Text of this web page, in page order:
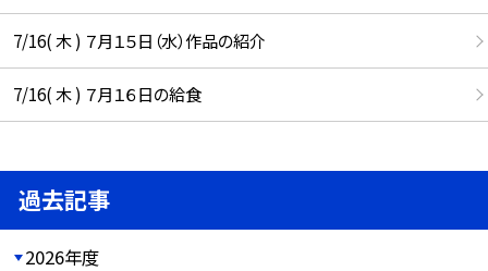
7/16( 木 ) ７月１５日（水）作品の紹介
7/16( 木 ) ７月１６日の給食
過去記事
2026年度